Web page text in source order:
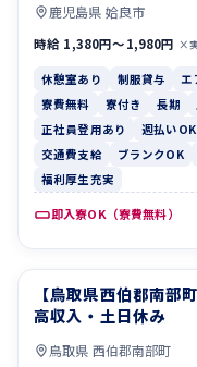
鹿児島県 姶良市
時給 1,380円〜1,980円 ×
休憩室あり 制服貸与 エ
寮費無料
寮付き 長期
正社員登用あり
週払いOK
交通費支給
ブランクOK
福利厚生充実
即入寮OK（寮費無料）
寮費無料 寮付き
【鳥取県西伯郡南部
高収入・土日休み
鳥取県 西伯郡南部町